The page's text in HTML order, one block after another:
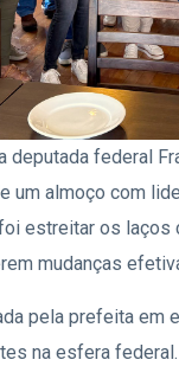
deputada federal
um almoço com
estreitar os laços
mudanças
pela prefeita em
na esfera